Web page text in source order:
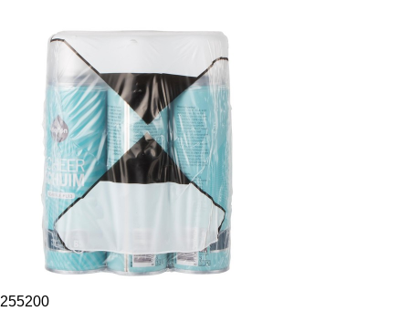
255200